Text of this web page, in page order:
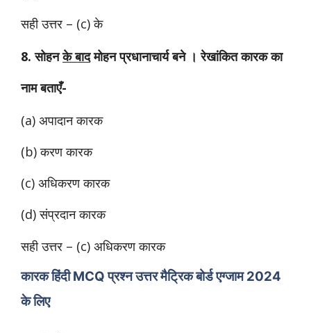
सही उत्तर – (c) के
8. सोहनके बादमोहन प्रधानाचार्य बने । रेखांकित कारक का
नाम बताएँ-
(a) अपादान कारक
(b) करण कारक
(c) अधिकरण कारक
(d) संप्रदान कारक
सही उत्तर – (c) अधिकरण कारक
कारकहिंदीMCQ प्रश्न उत्तर मैट्रिक बोर्ड एग्जाम 2024
के लिए